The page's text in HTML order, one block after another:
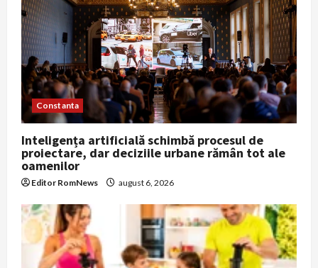
Constanta
Inteligența artificială schimbă procesul de
proiectare, dar deciziile urbane rămân tot ale
oamenilor
Editor RomNews august 6, 2026